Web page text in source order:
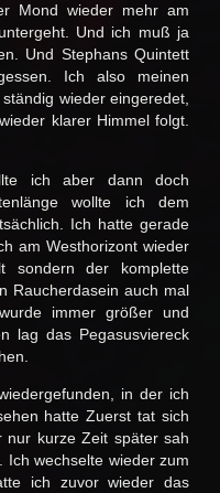
Mond wieder mehr am
Und ich muß ja
Und Stephans Quintett
Ich also meinen
wieder eingeredet,
klarer Himmel folgt.
ich aber dann doch
wollte ich dem
Ich hatte gerade
am Westhorizont wieder
sondern der komplette
Raucherdasein auch mal
immer größer und
lag das Pegasusviereck
in der ich
hatte Zuerst tat sich
nur kurze Zeit später sah
Ich wechselte wieder zum
ich zuvor wieder das